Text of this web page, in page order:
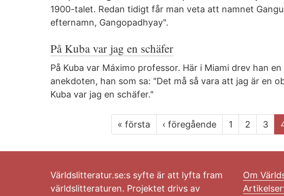
1900-talet. Redan tidigt får man veta att namnet
efternamn, Gangopadhyay".
På Kuba var jag en schäfer
På Kuba var Máximo professor. Här i Miami drev han
anekdoten, han som sa: "Det må så vara att jag är en
Kuba var jag en schäfer."
« första ‹ föregående 1 2 3
Världslitteratur.se:s syfte är att lyfta fram
världslitteraturen. Projektet drivs av
Om